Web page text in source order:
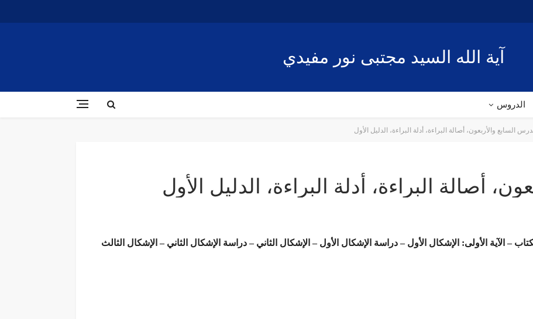
آية الله السيد مجتبى نور مفيدي
الدروس
السابع والأربعون، أصالة البراءة، أدلة البراءة، الدليل الأول
أصالة البراءة، أدلة البراءة، الدليل الأول
– الآية الأولى: الإشكال الأول – دراسة الإشكال الأول – الإشكال الثاني – دراسة الإشكال الثاني – الإشكال الثالث